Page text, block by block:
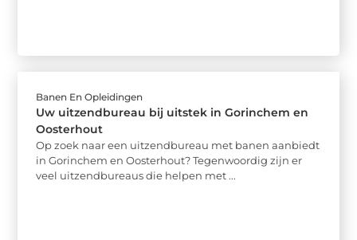
Banen En Opleidingen
Uw uitzendbureau bij uitstek in Gorinchem en
Oosterhout
Op zoek naar een uitzendbureau met banen aanbiedt
in Gorinchem en Oosterhout? Tegenwoordig zijn er
veel uitzendbureaus die helpen met ...